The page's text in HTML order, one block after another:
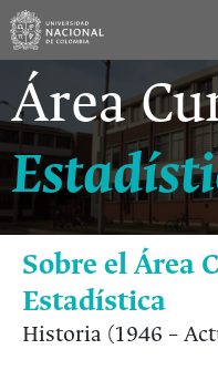
Saltar
contenido
Área
Sobre el Área
Estadística
Historia (1946 –